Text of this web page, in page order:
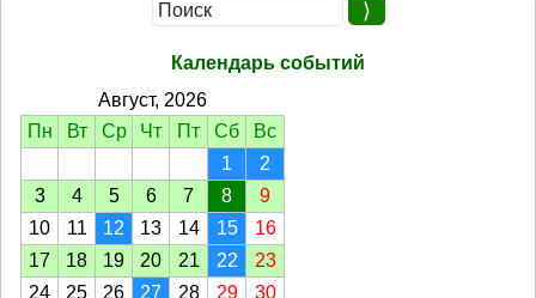
Календарь событий
Август, 2026
Пн
Вт Ср Чт Пт Сб
Вс
1
2
3
4 5 6 7 8
9
10
11 12 13 14 15
16
17
18 19 20 21 22
23
24
25 26 27 28 29 30